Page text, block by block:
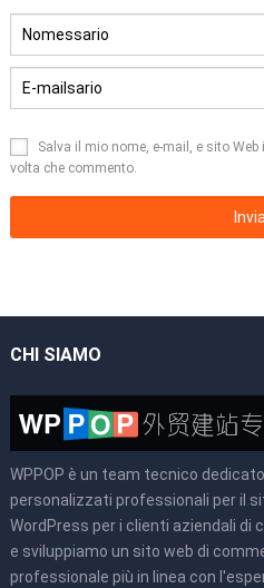
Salva il mio nome, e-mail, e sito
volta che commento.
CHI SIAMO
WPPOP è un team tecnico
personalizzati professionali per il
WordPress per i clienti aziendali
e sviluppiamo un sito web di
professionale più in linea con